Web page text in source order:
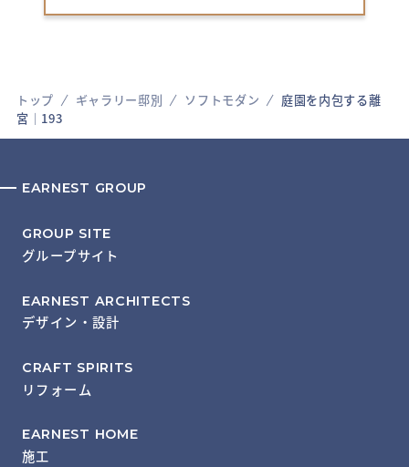
トップ ギャラリー邸別 ソフトモダン
庭園を内包する離
宮│193
EARNEST GROUP
GROUP SITE
グループサイト
EARNEST ARCHITECTS
デザイン・設計
CRAFT SPIRITS
リフォーム
EARNEST HOME
施工